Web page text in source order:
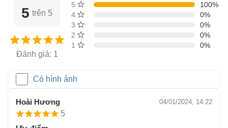
5 trên 5
Đánh giá: 1
5 sao
100%
4 sao
0%
3 sao
0%
2 sao
0%
1 sao
0%
Có hình ảnh
Hoài Hương 04/01/2024, 14:22
5